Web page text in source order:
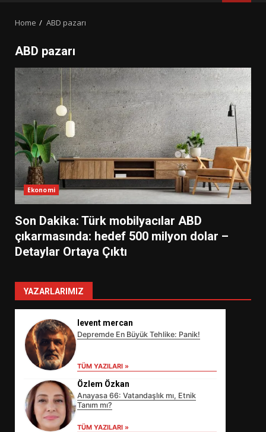
Home ABD pazarı
ABD pazarı
Ekonomi
Son Dakika: Türk mobilyacılar ABD
çıkarmasında: hedef 500 milyon dolar –
Detaylar Ortaya Çıktı
YAZARLARIMIZ
levent mercan
Depremde En Büyük Tehlike: Panik!
TÜM YAZILARI »
Özlem Özkan
Anayasa 66: Vatandaşlık mı, Etnik
Tanım mı?
TÜM YAZILARI »